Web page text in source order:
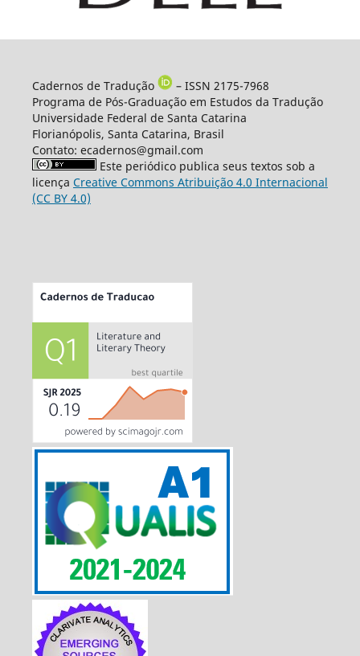
Cadernos de Tradução
– ISSN 2175-7968
Programa de Pós-Graduação em Estudos da Tradução
Universidade Federal de Santa Catarina
Florianópolis, Santa Catarina, Brasil
Contato: ecadernos@gmail.com
Este periódico publica seus textos sob a
licença Creative Commons Atribuição 4.0 Internacional
(CC BY 4.0)